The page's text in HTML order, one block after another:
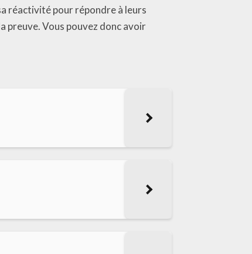
réactivité pour répondre à leurs
preuve. Vous pouvez donc avoir